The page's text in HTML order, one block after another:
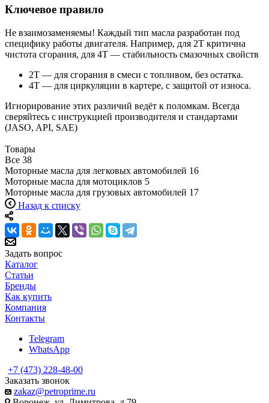
Ключевое правило
Не взаимозаменяемы! Каждый тип масла разработан под
специфику работы двигателя. Например, для 2T критична
чистота сгорания, для 4T — стабильность смазочных свойств
2T — для сгорания в смеси с топливом, без остатка.
4T — для циркуляции в картере, с защитой от износа.
Игнорирование этих различий ведёт к поломкам. Всегда
сверяйтесь с инструкцией производителя и стандартами
(JASO, API, SAE)
Товары
Все 38
Моторные масла для легковых автомобилей 16
Моторные масла для мотоциклов 5
Моторные масла для грузовых автомобилей 17
Назад к списку
Задать вопрос
Каталог
Статьи
Бренды
Как купить
Компания
Контакты
Telegram
WhatsApp
+7 (473) 228-48-00
Заказать звонок
zakaz@petroprime.ru